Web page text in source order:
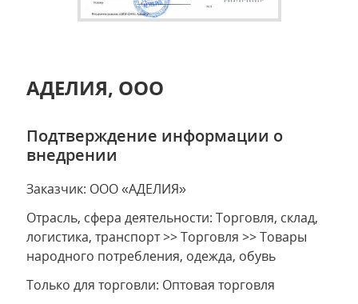
АДЕЛИЯ, ООО
Подтверждение информации о
внедрении
Заказчик: ООО «АДЕЛИЯ»
Отрасль, сфера деятельности: Торговля, склад,
логистика, транспорт >> Торговля >> Товары
народного потребления, одежда, обувь
Только для торговли: Оптовая торговля